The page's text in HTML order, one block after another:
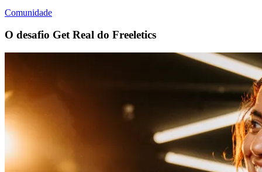
Comunidade
O desafio Get Real do Freeletics